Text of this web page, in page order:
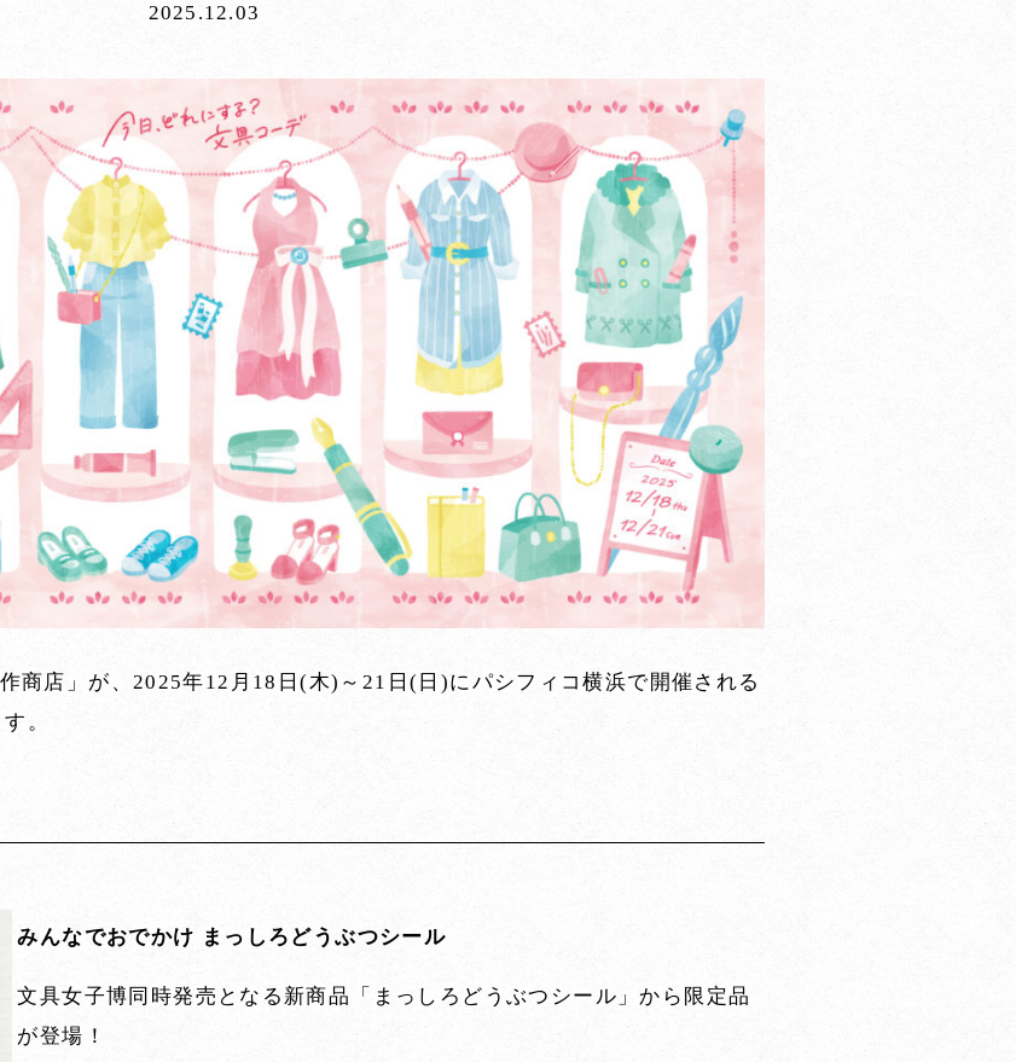
2025.12.03
商店」が、2025年12月18日(木)～21日(日)にパシフィコ横浜で開催される
。
みんなでおでかけ まっしろどうぶつシール
文具女子博同時発売となる新商品「まっしろどうぶつシール」から限定品
が登場！